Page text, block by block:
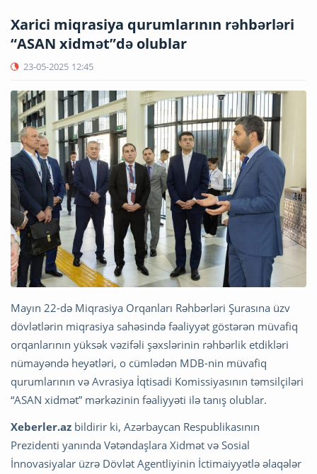
Xarici miqrasiya qurumlarının rəhbərləri
“ASAN xidmət”də olublar
23-05-2025 12:45
Mayın 22-də Miqrasiya Orqanları Rəhbərləri Şurasına üzv
dövlətlərin miqrasiya sahəsində fəaliyyət göstərən müvafiq
orqanlarının yüksək vəzifəli şəxslərinin rəhbərlik etdikləri
nümayəndə heyətləri, o cümlədən MDB-nin müvafiq
qurumlarının və Avrasiya İqtisadi Komissiyasının təmsilçiləri
“ASAN xidmət” mərkəzinin fəaliyyəti ilə tanış olublar.
Xeberler.az bildirir ki, Azərbaycan Respublikasının
Prezidenti yanında Vətəndaşlara Xidmət və Sosial
İnnovasiyalar üzrə Dövlət Agentliyinin İctimaiyyətlə əlaqələr